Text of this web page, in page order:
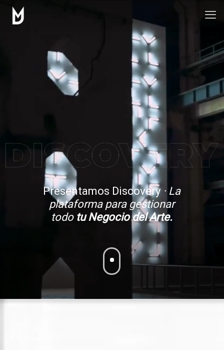
Presentamos Discovery · La
plataforma para gestionar
todo tu Negocio del Arte.